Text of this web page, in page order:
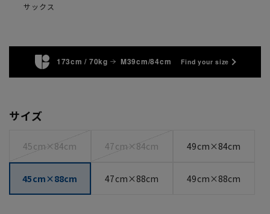
サックス
173cm / 70kg M39cm/84cm Find your size
サイズ
45cm×84cm 47cm×84cm 49cm×84cm
45cm×88cm 47cm×88cm 49cm×88cm